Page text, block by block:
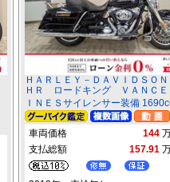
ＨＡＲＬＥＹ－ＤＡＶＩＤＳＯ
ＨＲ ロードキング ＶＡＮＣＥ
ＩＮＥＳサイレンサー装備
車両価格 144
支払総額
157.91